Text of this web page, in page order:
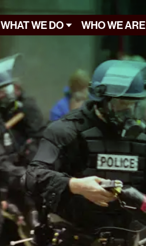
WHAT WE DO WHO WE ARE